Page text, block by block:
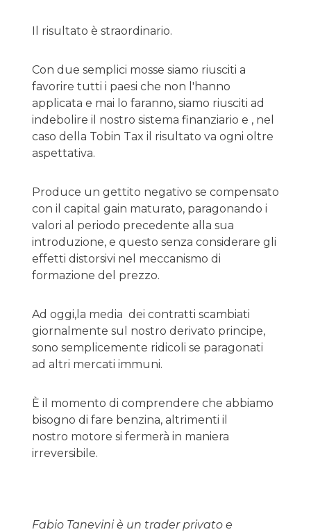
Il risultato è straordinario.
Con due semplici mosse siamo riusciti a
favorire tutti i paesi che non l'hanno
applicata e mai lo faranno, siamo riusciti ad
indebolire il nostro sistema finanziario e , nel
caso della Tobin Tax il risultato va ogni oltre
aspettativa.
Produce un gettito negativo se compensato
con il capital gain maturato, paragonando i
valori al periodo precedente alla sua
introduzione, e questo senza considerare gli
effetti distorsivi nel meccanismo di
formazione del prezzo.
Ad oggi,la media dei contratti scambiati
giornalmente sul nostro derivato principe,
sono semplicemente ridicoli se paragonati
ad altri mercati immuni.
È il momento di comprendere che abbiamo
bisogno di fare benzina, altrimenti il
nostro motore si fermerà in maniera
irreversibile.
Fabio Tanevini è un trader privato e